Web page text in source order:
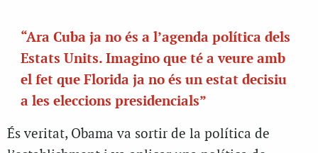
“Ara Cuba ja no és a l’agenda política dels
Estats Units. Imagino que té a veure amb
el fet que Florida ja no és un estat decisiu
a les eleccions presidencials”
És veritat, Obama va sortir de la política de